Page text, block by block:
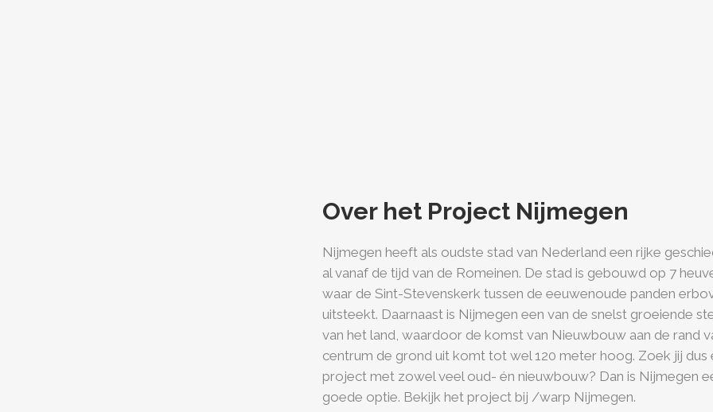
Over het Project Nijmegen
Nijmegen heeft als oudste stad van Nederland een rijke
al vanaf de tijd van de Romeinen. De stad is gebouwd op 7
waar de Sint-Stevenskerk tussen de eeuwenoude panden
uitsteekt. Daarnaast is Nijmegen een van de snelst groeiende
van het land, waardoor de komst van Nieuwbouw aan de rand
centrum de grond uit komt tot wel 120 meter hoog. Zoek jij dus
project met zowel veel oud- én nieuwbouw? Dan is Nijmegen
goede optie. Bekijk het project bij /warp Nijmegen.